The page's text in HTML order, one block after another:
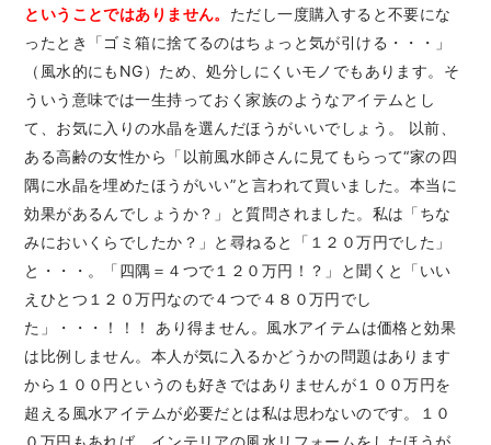
ということではありません。 ただし一度購入すると不要にな
ったとき「ゴミ箱に捨てるのはちょっと気が引ける・・・」
（風水的にもNG）ため、処分しにくいモノでもあります。そ
ういう意味では一生持っておく家族のようなアイテムとし
て、お気に入りの水晶を選んだほうがいいでしょう。 以前、
ある高齢の女性から「以前風水師さんに見てもらって“家の四
隅に水晶を埋めたほうがいい”と言われて買いました。本当に
効果があるんでしょうか？」と質問されました。私は「ちな
みにおいくらでしたか？」と尋ねると「１２０万円でした」
と・・・。「四隅＝４つで１２０万円！？」と聞くと「いい
えひとつ１２０万円なので４つで４８０万円でし
た」・・・！！！ あり得ません。風水アイテムは価格と効果
は比例しません。本人が気に入るかどうかの問題はあります
から１００円というのも好きではありませんが１００万円を
超える風水アイテムが必要だとは私は思わないのです。１０